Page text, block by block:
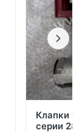
Клапки
серии